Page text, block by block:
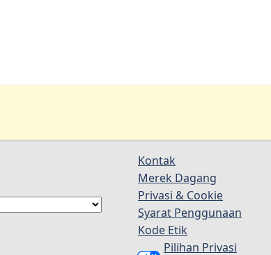
Kontak
Merek Dagang
Privasi & Cookie
Syarat Penggunaan
Kode Etik
Pilihan Privasi